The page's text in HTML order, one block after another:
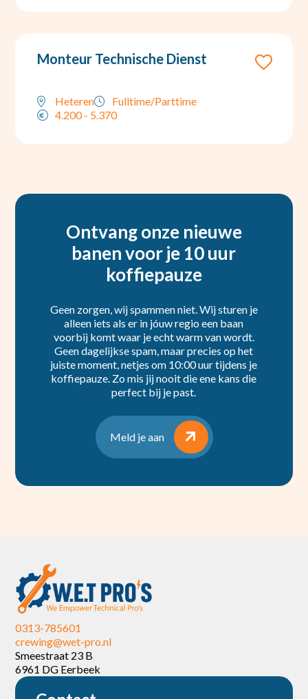
Monteur Technische Dienst
Heteren
Fulltime/Parttime
4.200 - 5.370
Ontvang onze nieuwe
banen voor je 10 uur
koffiepauze
Geen zorgen, wij spammen niet. Wij sturen je
alleen iets als er in jóuw regio een baan
voorbij komt waar je echt warm van wordt.
Geen dagelijkse spam, maar precies op het
juiste moment, netjes om 10:00 uur tijdens je
koffiepauze. Zo mis jij nooit die ene kans die
perfect bij je past.
Meld je aan
0313-785601
crewing@wet-pro.nl
Smeestraat 23 B
6961 DG Eerbeek